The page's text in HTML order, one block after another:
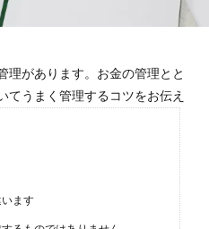
理があります。お金の管理とと
てうまく管理するコツをお伝え
ます